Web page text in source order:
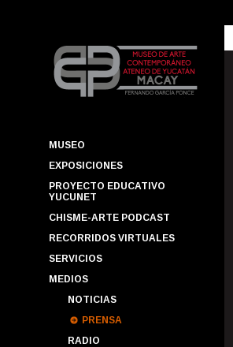
MUSEO
EXPOSICIONES
PROYECTO EDUCATIVO
YUCUNET
CHISME-ARTE PODCAST
RECORRIDOS VIRTUALES
SERVICIOS
MEDIOS
NOTICIAS
PRENSA
RADIO